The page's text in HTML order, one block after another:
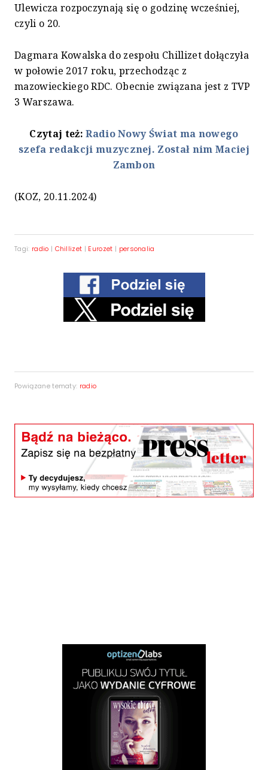
Ulewicza rozpoczynają się o godzinę wcześniej,
czyli o 20.
Dagmara Kowalska do zespołu Chillizet dołączyła
w połowie 2017 roku, przechodząc z
mazowieckiego RDC. Obecnie związana jest z TVP
3 Warszawa.
Czytaj też:Radio Nowy Świat ma nowego
szefa redakcji muzycznej. Został nim Maciej
Zambon
(KOZ, 20.11.2024)
Tagi: radio | Chillizet | Eurozet | personalia
Powiązane tematy: radio